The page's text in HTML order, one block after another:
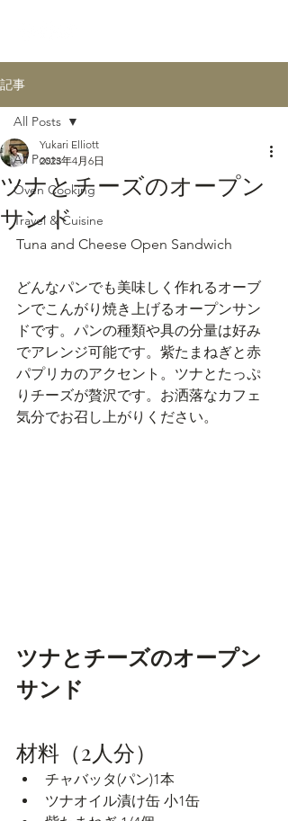
記事
All Posts
Oven Cooking
Travel & Cuisine
All Posts
ツナとチーズのオープン
サンド
Yukari Elliott
2023年4月6日
Tuna and Cheese Open Sandwich
どんなパンでも美味しく作れるオーブ
ンでこんがり焼き上げるオープンサン
ドです。パンの種類や具の分量は好み
でアレンジ可能です。紫たまねぎと赤
パプリカのアクセント。ツナとたっぷ
りチーズが贅沢です。お洒落なカフェ
気分でお召し上がりください。
ツナとチーズのオープン
サンド
材料（2人分）
チャバッタ(パン)1本
ツナオイル漬け缶 小1缶